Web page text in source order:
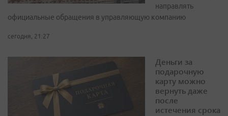
направлять
официальные обращения в управляющую компанию
сегодня, 21:27
Деньги за
подарочную
карту можно
вернуть даже
после
истечения срока